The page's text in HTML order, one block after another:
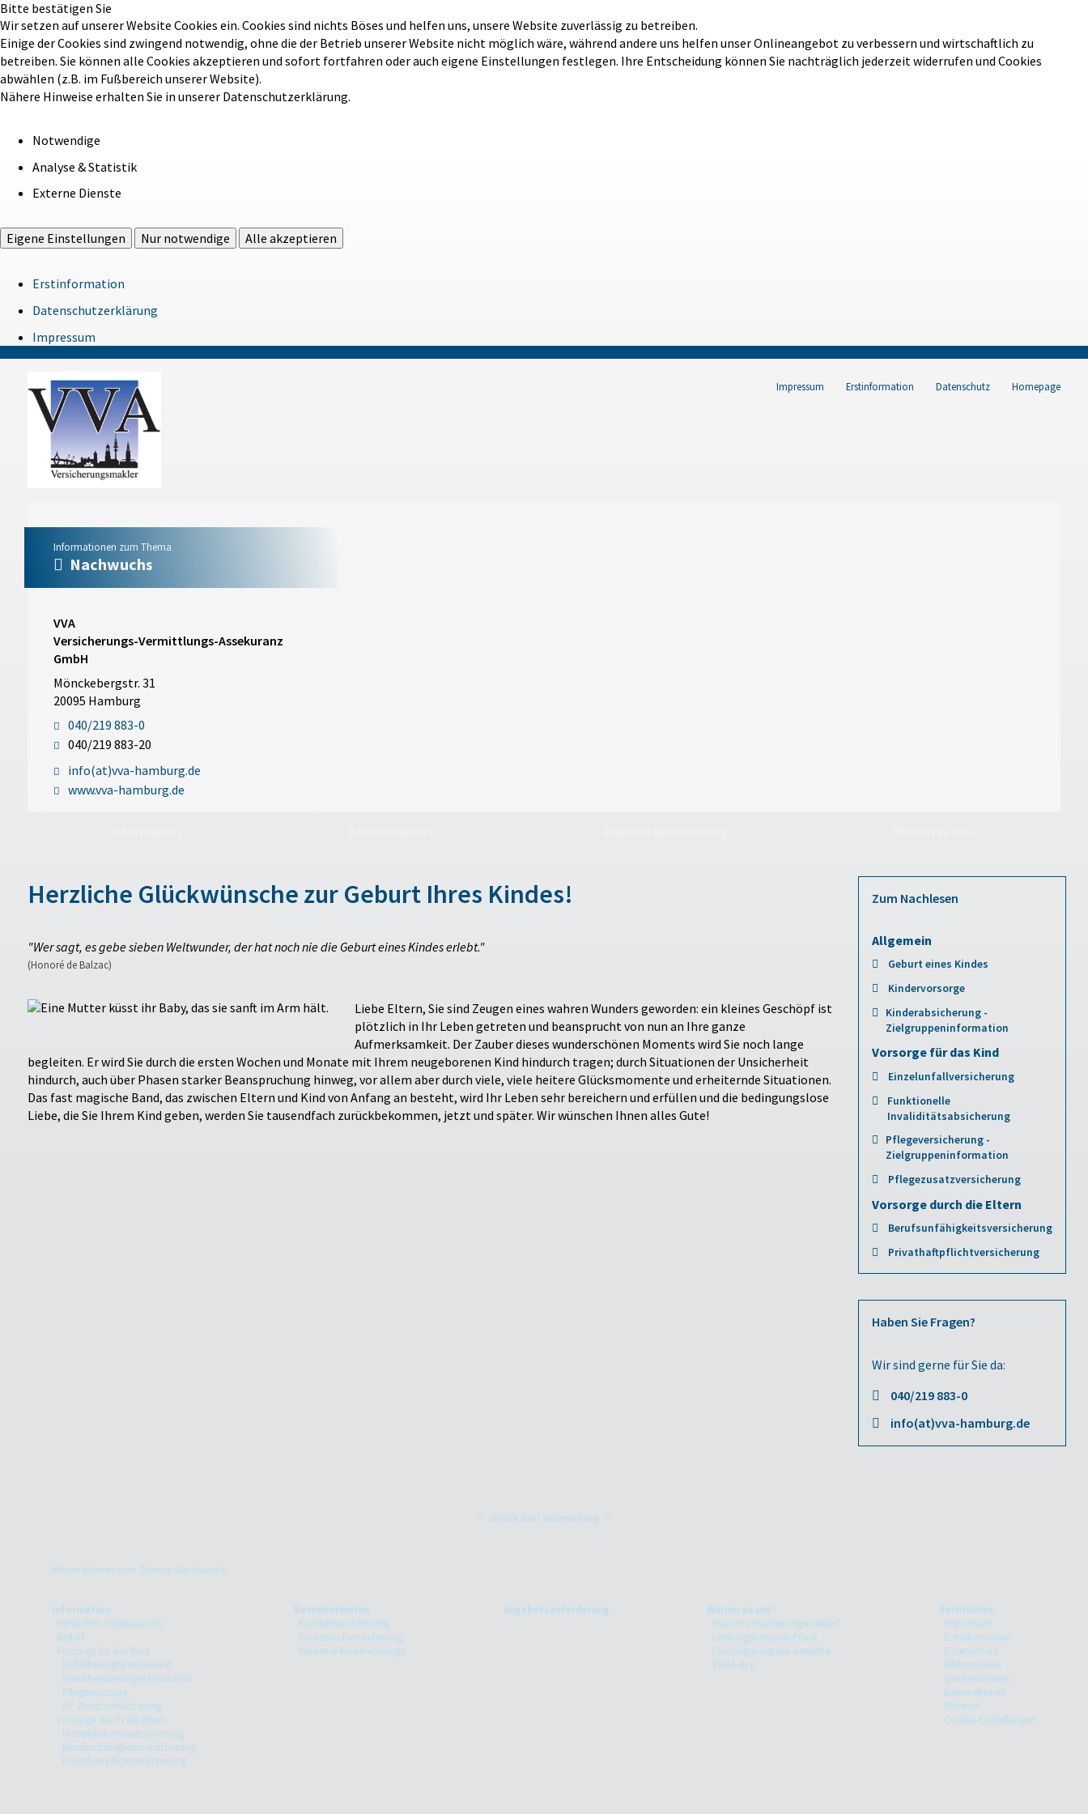
Bitte bestätigen Sie
Wir setzen auf unserer Website Cookies ein. Cookies sind nichts Böses und helfen uns, unsere Website zuverlässig zu betreiben.
Einige der Cookies sind zwingend notwendig, ohne die der Betrieb unserer Website nicht möglich wäre, während andere uns helfen unser Onlineangebot zu verbessern und wirtschaftlich zu
betreiben. Sie können alle Cookies akzeptieren und sofort fortfahren oder auch eigene Einstellungen festlegen. Ihre Entscheidung können Sie nachträglich jederzeit widerrufen und Cookies
abwählen (z.B. im Fußbereich unserer Website).
Nähere Hinweise erhalten Sie in unserer Datenschutzerklärung.
Notwendige
Analyse & Statistik
Externe Dienste
Eigene Einstellungen Nur notwendige Alle akzeptieren
Erstinformation
Datenschutzerklärung
Impressum
Impressum Erstinformation Datenschutz Homepage
Informationen zum Thema
Nachwuchs
VVA
Versicherungs-Vermittlungs-Assekuranz
GmbH
Mönckebergstr. 31
20095 Hamburg
040/219 883-0
040/219 883-20
info(at)vva-hamburg.de
www.vva-hamburg.de
Herzliche Glückwünsche zur Geburt Ihres Kindes!
"Wer sagt, es gebe sieben Weltwunder, der hat noch nie die Geburt eines Kindes erlebt."
(Honoré de Balzac)
Liebe Eltern, Sie sind Zeugen eines wahren Wunders geworden: ein kleines Geschöpf ist
plötzlich in Ihr Leben getreten und beansprucht von nun an Ihre ganze
Aufmerksamkeit. Der Zauber dieses wunderschönen Moments wird Sie noch lange
begleiten. Er wird Sie durch die ersten Wochen und Monate mit Ihrem neugeborenen Kind hindurch tragen; durch Situationen der Unsicherheit
hindurch, auch über Phasen starker Beanspruchung hinweg, vor allem aber durch viele, viele heitere Glücksmomente und erheiternde Situationen.
Das fast magische Band, das zwischen Eltern und Kind von Anfang an besteht, wird Ihr Leben sehr bereichern und erfüllen und die bedingungslose
Liebe, die Sie Ihrem Kind geben, werden Sie tausendfach zurückbekommen, jetzt und später. Wir wünschen Ihnen alles Gute!
Zum Nachlesen
Allgemein
Geburt eines Kindes
Kindervorsorge
Kinderabsicherung -
Zielgruppeninformation
Vorsorge für das Kind
Einzelunfallversicherung
Funktionelle
Invaliditätsabsicherung
Pflegeversicherung -
Zielgruppeninformation
Pflegezusatzversicherung
Vorsorge durch die Eltern
Berufsunfähigkeitsversicherung
Privathaftpflichtversicherung
Haben Sie Fragen?
Wir sind gerne für Sie da:
040/219 883-0
info(at)vva-hamburg.de
zurück zum Seitenanfang
Informationen zum Thema: Nachwuchs
Information
Herzlichen Glückwunsch
Bedarf
Vorsorge für das Kind
Unfallbedingte Invalidität
Krankheitsbedingte Invalidität
Pflegevorsorge
KV-Zusatzversicherung
Vorsorge durch die Eltern
Hinterbliebenenabsicherung
Berufsunfähigkeitsversicherung
Privathaftpflichtversicherung
Besonderheiten
Krankenversicherung
Kindernachversicherung
Moderne Kindervorsorge
Angebotsanforderung
Warum zu uns?
Warum Versicherungsmakler?
Leistungsbeispiele Privat
Leistungsbeispiele Gewerbe
VEMA-App
Rechtliches
Impressum
Erstinformation
Datenschutz
Bildnachweis
Quellenhinweis
Barrierefreiheit
Widerruf
Cookie-Einstellungen